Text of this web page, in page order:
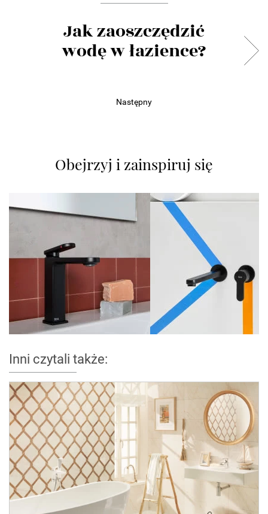
Jak zaoszczędzić
wodę w łazience?
Następny
Obejrzyj i zainspiruj się
Inni czytali także: